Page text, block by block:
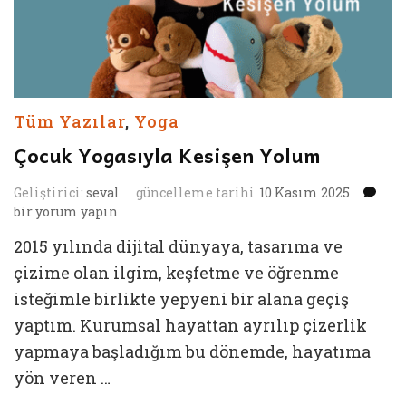
Tüm Yazılar, Yoga
Çocuk Yogasıyla Kesişen Yolum
Geliştirici: seval güncelleme tarihi 10 Kasım 2025
bir yorum yapın
2015 yılında dijital dünyaya, tasarıma ve
çizime olan ilgim, keşfetme ve öğrenme
isteğimle birlikte yepyeni bir alana geçiş
yaptım. Kurumsal hayattan ayrılıp çizerlik
yapmaya başladığım bu dönemde, hayatıma
yön veren …